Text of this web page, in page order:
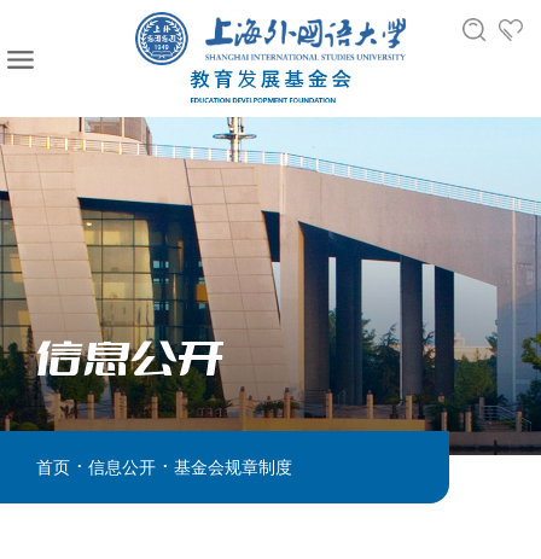
信息公开
首页 . 信息公开 . 基金会规章制度